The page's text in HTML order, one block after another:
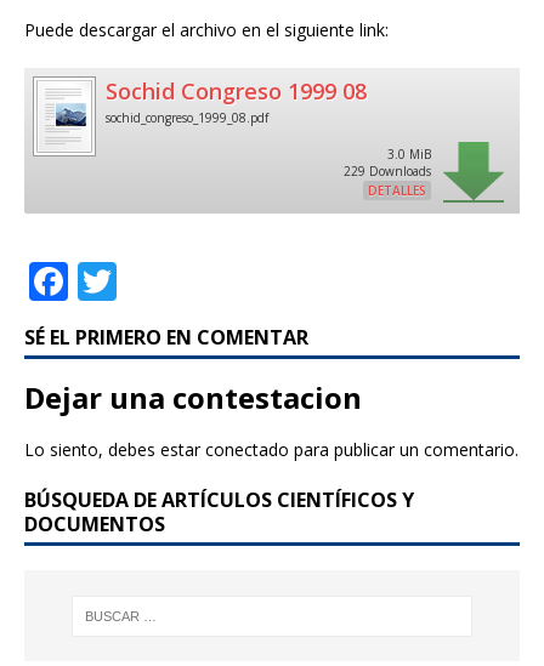
Puede descargar el archivo en el siguiente link:
Sochid Congreso 1999 08
sochid_congreso_1999_08.pdf
3.0 MiB
229 Downloads
DETALLES
F
a
c
e
b
o
k
w
it
te
r
SÉ EL PRIMERO EN COMENTAR
Dejar una contestacion
Lo siento, debes estarconectado para publicar un comentario.
BÚSQUEDA DE ARTÍCULOS CIENTÍFICOS Y
DOCUMENTOS